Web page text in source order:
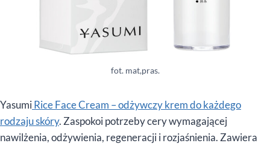
fot. mat,pras.
YasumiRice Face Cream – odżywczy krem do każdego
rodzaju skóry. Zaspokoi potrzeby cery wymagającej
nawilżenia, odżywienia, regeneracji i rozjaśnienia. Zawiera